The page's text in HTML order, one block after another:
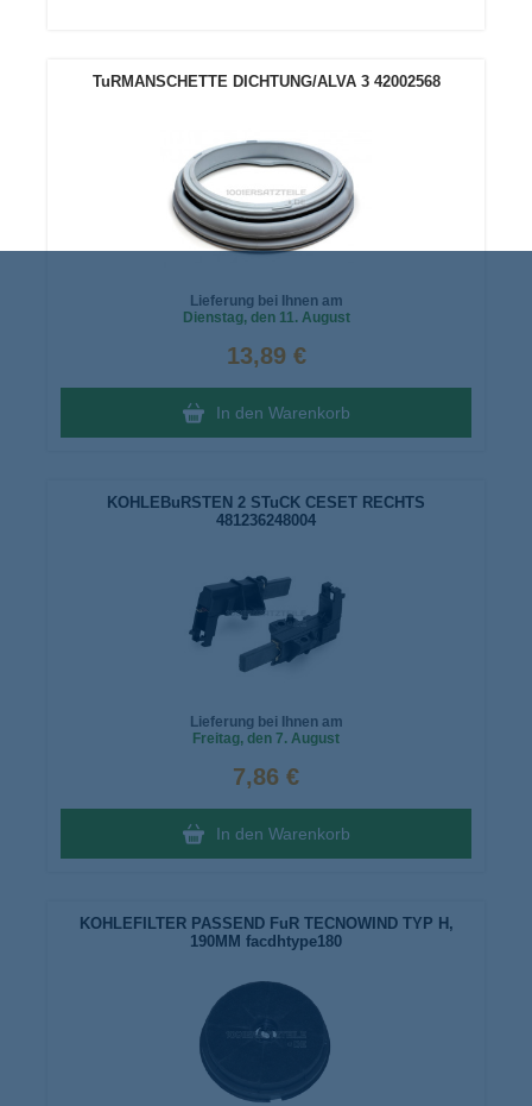
TuRMANSCHETTE DICHTUNG/ALVA 3 42002568
Lieferung bei Ihnen am
Dienstag, den 11. August
13,89 €
In den Warenkorb
KOHLEBuRSTEN 2 STuCK CESET RECHTS
481236248004
Lieferung bei Ihnen am
Freitag, den 7. August
7,86 €
In den Warenkorb
KOHLEFILTER PASSEND FuR TECNOWIND TYP H,
190MM facdhtype180